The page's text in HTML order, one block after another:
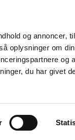
og annoncer,
oplysninger om
og
du har givet
MHiA